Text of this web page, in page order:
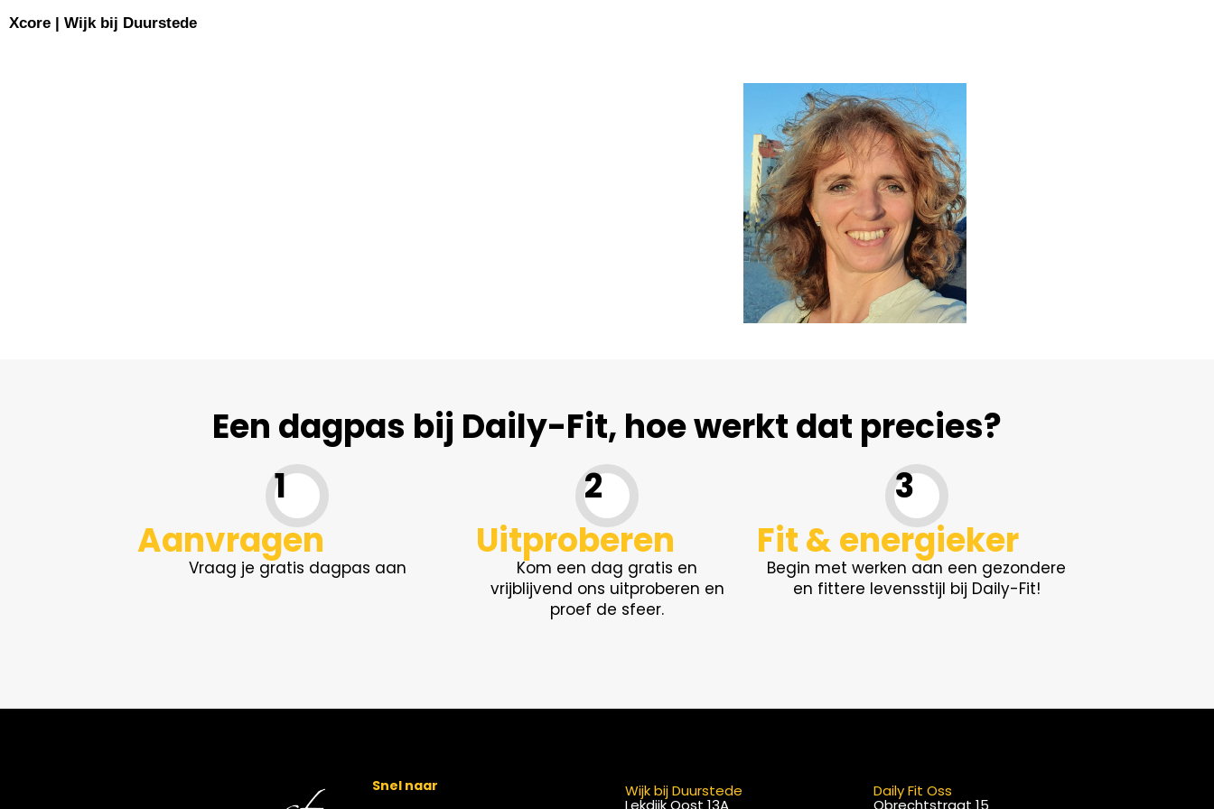
Xcore | Wijk bij Duurstede
Een dagpas bij Daily-Fit, hoe werkt dat precies?
1
Aanvragen
Vraag je gratis dagpas aan
2
Uitproberen
Kom een dag gratis en
vrijblijvend ons uitproberen en
proef de sfeer.
3
Fit & energieker
Begin met werken aan een gezondere
en fittere levensstijl bij Daily-Fit!
Snel naar Wijk bij Duurstede Daily Fit Oss